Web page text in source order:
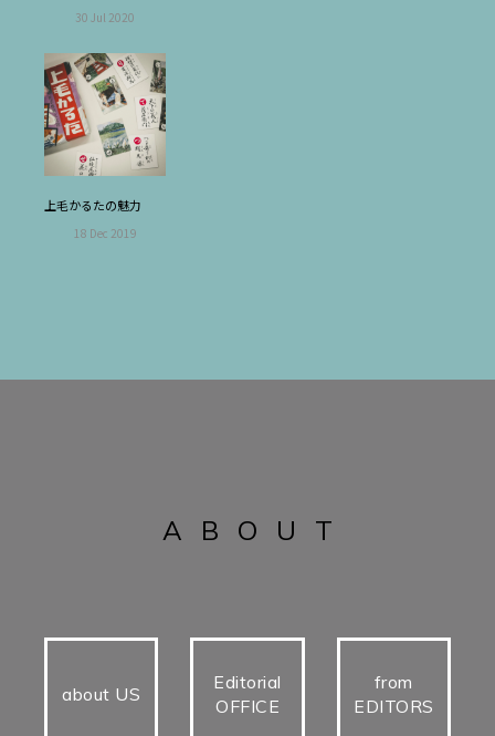
30 Jul 2020
上毛かるたの魅力
18 Dec 2019
ABOUT
about US
Editorial
OFFICE
from
EDITORS